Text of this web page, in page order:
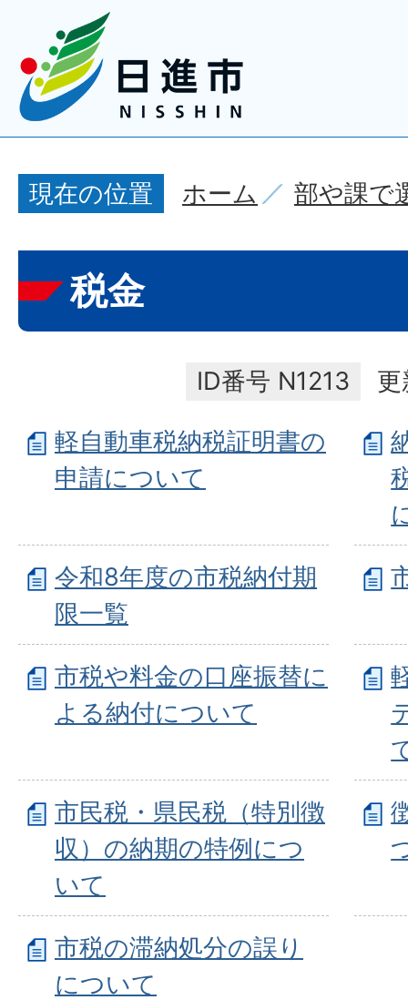
現在の位置 ホーム 部や課で
税金
ID番号 N1213
軽自動車税納税証明書の
申請について
令和8年度の市税納付期
限一覧
市税や料金の口座振替に
よる納付について
市民税・県民税（特別徴
収）の納期の特例につ
いて
市税の滞納処分の誤り
について